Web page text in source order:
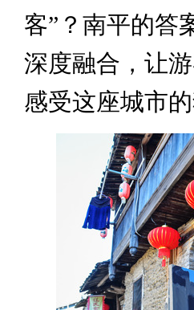
客”？南平的答
深度融合，让
感受这座城市的